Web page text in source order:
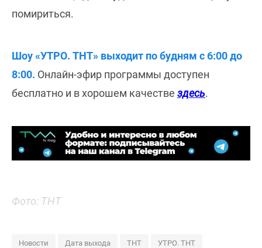
помириться.
Шоу «УТРО. ТНТ» выходит по будням с 6:00 до
8:00. Онлайн-эфир программы доступен
бесплатно и в хорошем качестве здесь.
Фото: ТНТ
Новости Дата выхода ТНТ УТРО. ТНТ